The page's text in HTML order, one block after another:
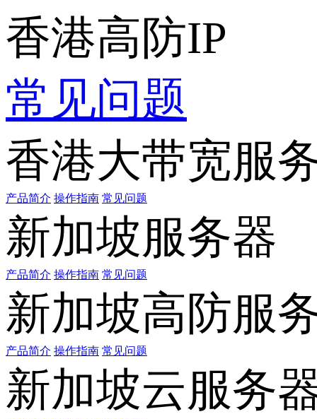
香港高防IP
常见问题
香港大带宽服
产品简介 操作指南 常见问题
新加坡服务器
产品简介 操作指南 常见问题
新加坡高防服
产品简介 操作指南 常见问题
新加坡云服务